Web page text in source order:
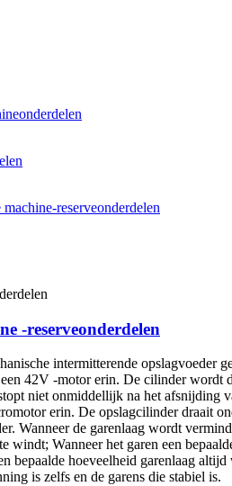
-reserveonderdelen
intermitterende opslagvoeder
42V -motor erin. De cilinder
niet onmiddellijk na het
erin. De opslagcilinder draait
Wanneer de garenlaag wordt
windt; Wanneer het garen een
bepaalde hoeveelheid garenlaag
is zelfs en de garens die stabiel is.